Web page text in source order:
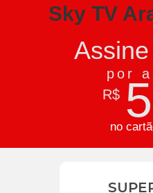
Sky TV
por
R$
no